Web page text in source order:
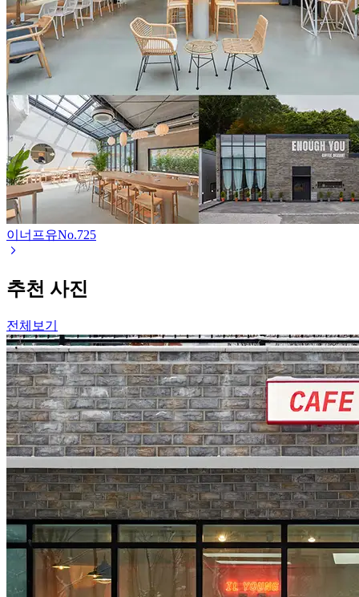
이너프유No.725
추천 사진
전체보기